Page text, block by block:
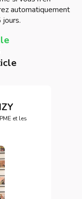
automatiquement
et les